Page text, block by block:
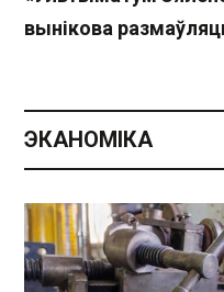
вынікова
ЭКАНОМІКА